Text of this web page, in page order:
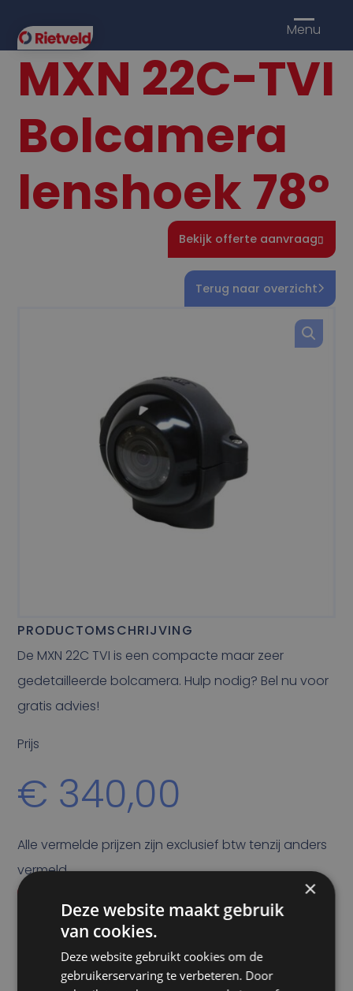
Menu
MXN 22C-TVI
Bolcamera
lenshoek 78°
Bekijk offerte aanvraag
Terug naar overzicht
PRODUCTOMSCHRIJVING
De MXN 22C TVI is een compacte maar zeer
gedetailleerde bolcamera. Hulp nodig? Bel nu voor
gratis advies!
Prijs
€ 340,00
Alle vermelde prijzen zijn exclusief btw tenzij anders
vermeld.
Vraag offerte aan
Beeldkwaliteit
×
Deze website maakt gebruik
van cookies.
Deze website gebruikt cookies om de
gebruikerservaring te verbeteren. Door